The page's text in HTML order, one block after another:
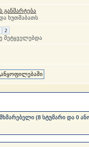
განმარტება
ხუთშაბათს
2
მეტყველებდა
(8 სტუმარი და 0